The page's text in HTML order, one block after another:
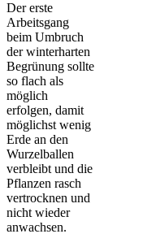
Der erste
Arbeitsgang
beim Umbruch
der winterharten
Begrünung sollte
so flach als
möglich
erfolgen, damit
möglichst wenig
Erde an den
Wurzelballen
verbleibt und die
Pflanzen rasch
vertrocknen und
nicht wieder
anwachsen.